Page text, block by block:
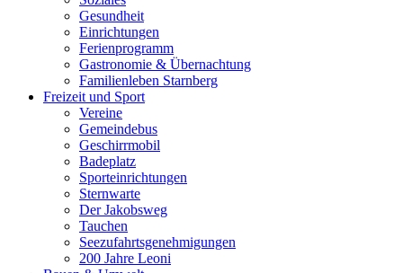
Gesundheit
Einrichtungen
Ferienprogramm
Gastronomie & Übernachtung
Familienleben Starnberg
Freizeit und Sport
Vereine
Gemeindebus
Geschirrmobil
Badeplatz
Sporteinrichtungen
Sternwarte
Der Jakobsweg
Tauchen
Seezufahrtsgenehmigungen
200 Jahre Leoni